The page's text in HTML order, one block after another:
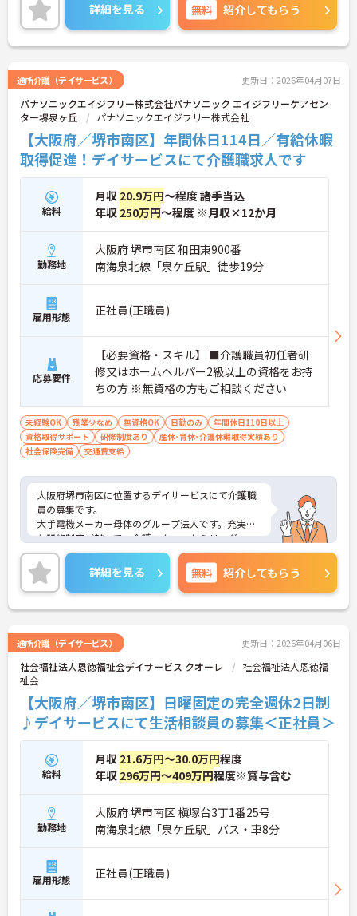
ご興味のある方には、面接対策ポイントなど、さら
に詳細をお話しいたしますのでお気軽にご相談くだ
さい！
詳細を見る 無料 紹介してもらう
通所介護（デイサービス） 更新日：2026年04月07日
パナソニックエイジフリー株式会社パナソニック エイジフリーケアセン
ター堺泉ヶ丘
パナソニックエイジフリー株式会社
【大阪府／堺市南区】年間休日114日／有給休暇
取得促進！デイサービスにて介護職求人です
給料
月収 20.9万円～程度 諸手当込
年収 250万円～程度 ※月収×12か月
勤務地
大阪府 堺市南区 和田東900番
南海泉北線「泉ケ丘駅」徒歩19分
雇用形態 正社員(正職員)
応募要件
【必要資格・スキル】 ■介護職員初任者研
修又はホームヘルパー2級以上の資格をお持
ちの方 ※無資格の方もご相談ください
未経験OK 残業少なめ 無資格OK 日勤のみ
年間休日110日以上
資格取得サポート
研修制度あり
産休･育休･介護休暇取得実績あり
社会保険完備
交通費支給
大阪府堺市南区に位置するデイサービスにて介護職
員の募集です。
大手電機メーカー母体のグループ法人です。充実し
た研修制度が魅力で、介護スタッフからリーダー
職、所長へのステップアップが目指せます！
ご興味のある方には、面接対策ポイントなど、さら
に詳細をお話いたしますので、お気軽にご相談くだ
さい。
詳細を見る 無料 紹介してもらう
通所介護（デイサービス） 更新日：2026年04月06日
社会福祉法人恩徳福祉会デイサービス クオーレ
社会福祉法人恩徳福
祉会
【大阪府／堺市南区】日曜固定の完全週休2日制
♪デイサービスにて生活相談員の募集＜正社員＞
給料
月収 21.6万円～30.0万円程度
年収 296万円～409万円程度※賞与含む
勤務地
大阪府 堺市南区 槇塚台3丁1番25号
南海泉北線「泉ケ丘駅」バス・車8分
雇用形態 正社員(正職員)